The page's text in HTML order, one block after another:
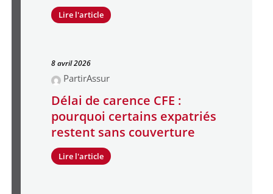
Lire l'article
8 avril 2026
PartirAssur
Délai de carence CFE :
pourquoi certains expatriés
restent sans couverture
Lire l'article